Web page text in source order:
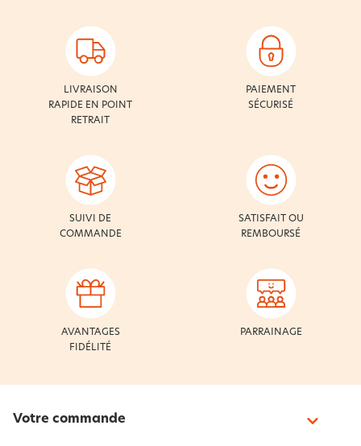
LIVRAISON
RAPIDE EN POINT
RETRAIT
PAIEMENT
SÉCURISÉ
SUIVI DE
COMMANDE
SATISFAIT OU
REMBOURSÉ
AVANTAGES
FIDÉLITÉ
PARRAINAGE
Votre commande